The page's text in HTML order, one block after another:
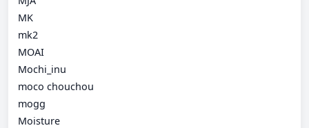
MK
mk2
MOAI
Mochi_inu
moco chouchou
mogg
Moisture